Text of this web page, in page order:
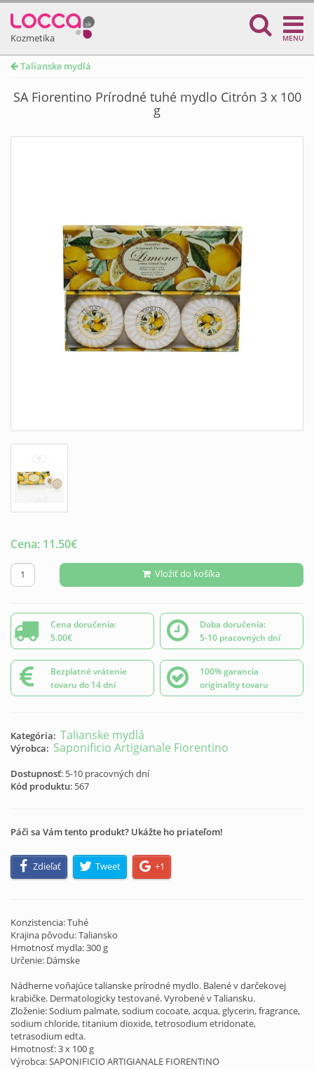
Kozmetika MENU
Talianske mydlá
SA Fiorentino Prírodné tuhé mydlo Citrón 3 x 100
g
Cena: 11.50€
Vložiť do košíka
Cena doručenia:
5.00€
Doba doručenia:
5-10 pracovných dní
Bezplatné vrátenie
tovaru do 14 dní
100% garancia
originality tovaru
Kategória: Talianske mydlá
Výrobca: Saponificio Artigianale Fiorentino
Dostupnosť: 5-10 pracovných dní
Kód produktu: 567
Páči sa Vám tento produkt? Ukážte ho priateľom!
Zdieľať Tweet +1
Konzistencia: Tuhé
Krajina pôvodu: Taliansko
Hmotnosť mydla: 300 g
Určenie: Dámske
Nádherne voňajúce talianske prírodné mydlo. Balené vdarčekovej
krabičke. Dermatologicky testované. Vyrobené v Taliansku.
Zloženie: Sodium palmate, sodium cocoate, acqua, glycerin, fragrance,
sodium chloride, titanium dioxide, tetrosodium etridonate,
tetrasodium edta.
Hmotnosť: 3 x 100 g
Výrobca: SAPONIFICIO ARTIGIANALE FIORENTINO